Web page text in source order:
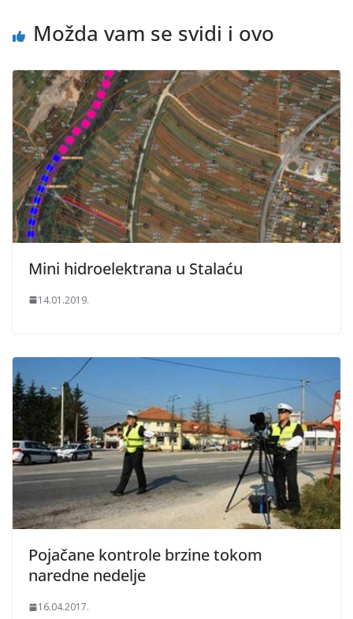
Možda vam se svidi i ovo
Mini hidroelektrana u Stalaću
14.01.2019.
Pojačane kontrole brzine tokom
naredne nedelje
16.04.2017.